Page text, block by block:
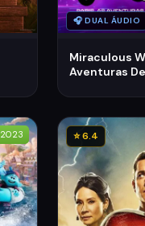
🎧 DUAL ÁUDIO
Miraculous
Aventuras
2023 ⭐ 6.4